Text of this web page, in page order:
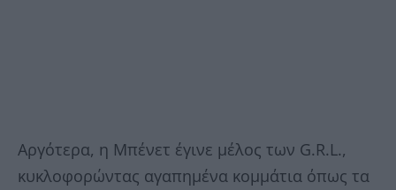
Αργότερα, η Μπένετ έγινε μέλος των G.R.L.,
κυκλοφορώντας αγαπημένα κομμάτια όπως τα